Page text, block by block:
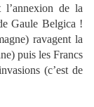
de la
Gaule Belgica !
ravagent la
puis les Francs
(c’est de